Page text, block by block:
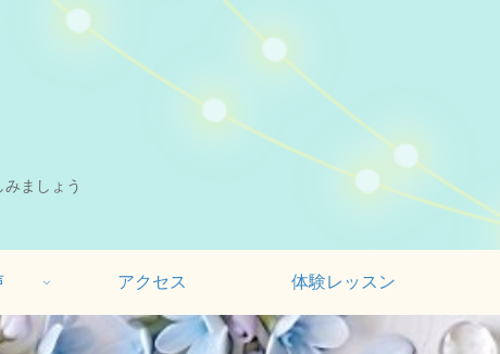
ましょう
アクセス 体験レッスン